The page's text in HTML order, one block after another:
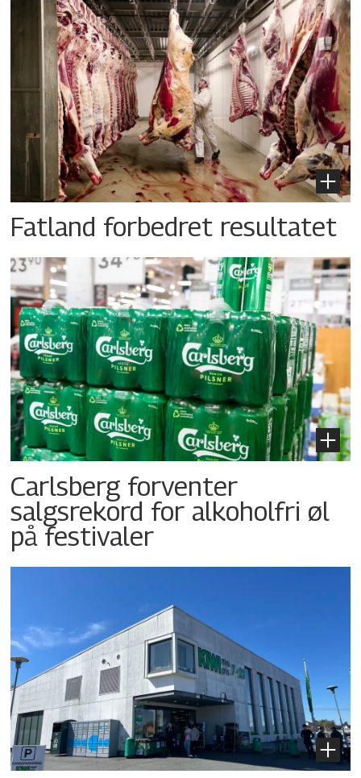
Fatland forbedret resultatet
Carlsberg forventer
salgsrekord for alkoholfri øl
på festivaler